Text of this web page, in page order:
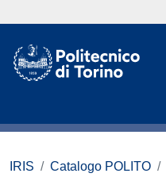
IRIS Catalogo POLITO